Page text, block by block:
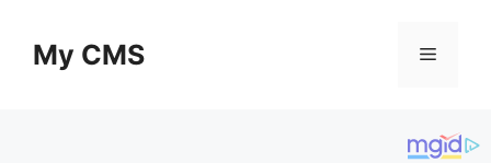
contentMy CMS Menu